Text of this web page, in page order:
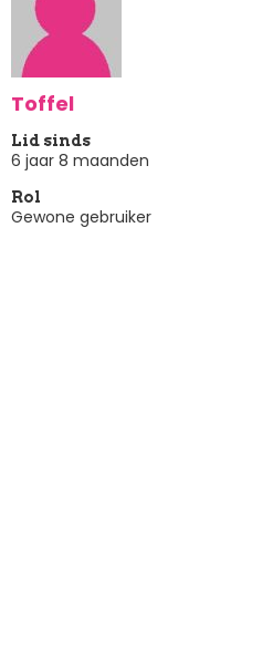
Toffel
Lid sinds
6 jaar 8 maanden
Rol
Gewone gebruiker